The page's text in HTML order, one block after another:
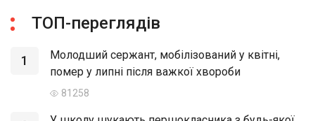
ТОП-переглядів
1
Молодший сержант, мобілізований у квітні,
помер у липні після важкої хвороби
81258